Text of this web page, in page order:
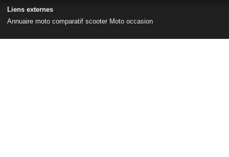
Liens externes
Annuaire moto comparatif scooter Moto occasion